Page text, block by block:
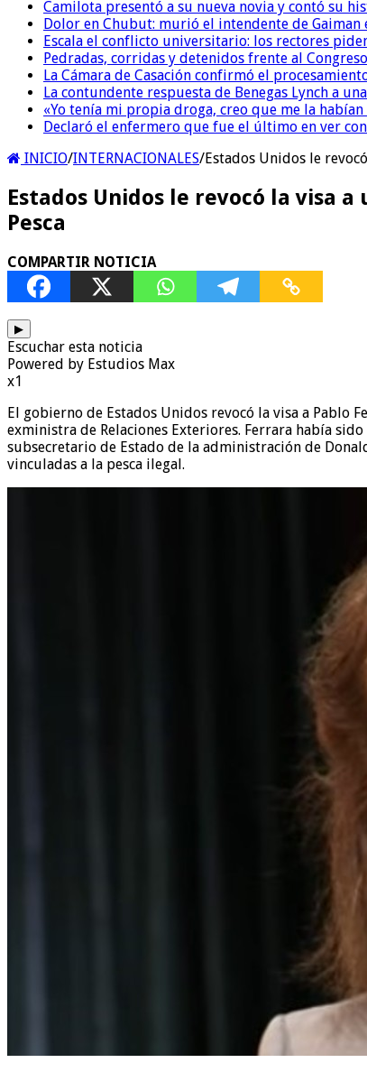
Camilota presentó a su nueva novia y contó su
Dolor en Chubut: murió el intendente de Gaiman
Escala el conflicto universitario: los rectores
Pedradas, corridas y detenidos frente al
La Cámara de Casación confirmó el
La contundente respuesta de Benegas Lynch a
«Yo tenía mi propia droga, creo que me la
Declaró el enfermero que fue el último en ver
INICIO/INTERNACIONALES/Estados Unidos le
Estados Unidos le revocó la visa
Pesca
COMPARTIR NOTICIA
▶
Escuchar esta noticia
Powered by Estudios Max
x1
El gobierno de Estados Unidos revocó la visa a Pablo
exministra de Relaciones Exteriores. Ferrara había
subsecretario de Estado de la administración de
vinculadas a la pesca ilegal.